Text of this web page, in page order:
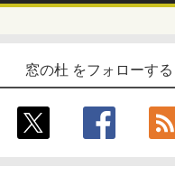
窓の杜 をフォローする